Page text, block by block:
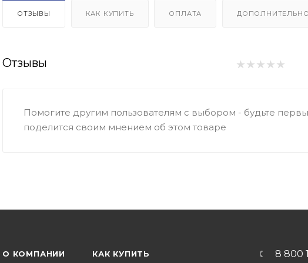
ОТЗЫВЫ КАК КУПИТЬ ОПЛАТА ДОПОЛНИТЕЛЬНО
Отзывы
Помогите другим пользователям с выбором - будьте
поделится своим мнением об этом товаре
О КОМПАНИИ КАК КУПИТЬ 8 800